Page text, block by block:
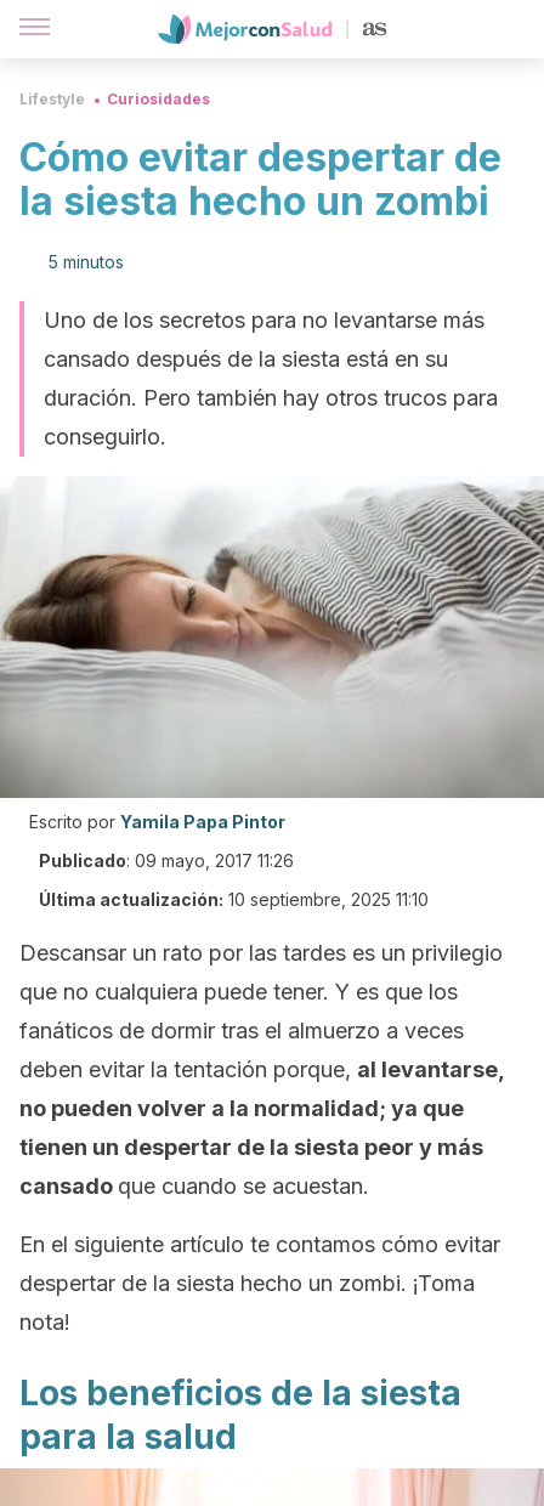
Lifestyle Curiosidades
Cómo evitar despertar de
la siesta hecho un zombi
5 minutos
Uno de los secretos para no levantarse más
cansado después de la siesta está en su
duración. Pero también hay otros trucos para
conseguirlo.
Escrito por Yamila Papa Pintor
Publicado: 09 mayo, 2017 11:26
Última actualización: 10 septiembre, 2025 11:10
Descansar un rato por las tardes es un privilegio
que no cualquiera puede tener. Y es que los
fanáticos de dormir tras el almuerzo a veces
deben evitar la tentación porque, al levantarse,
no pueden volver a la normalidad; ya que
tienen un despertar de la siesta peor y más
cansado que cuando se acuestan.
En el siguiente artículo te contamos cómo evitar
despertar de la siesta hecho un zombi. ¡Toma
nota!
Los beneficios de la siesta
para la salud